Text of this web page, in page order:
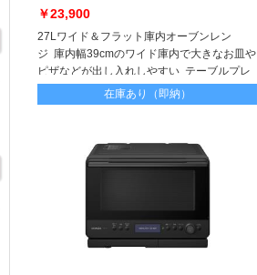
￥23,900
27Lワイド＆フラット庫内オーブンレン
ジ 庫内幅39cmのワイド庫内で大きなお皿や
ピザなどが出し入れしやすい テーブルプレ
ートを庫内から外しておく必要がないので、
置き場所に困りません
在庫あり（即納）